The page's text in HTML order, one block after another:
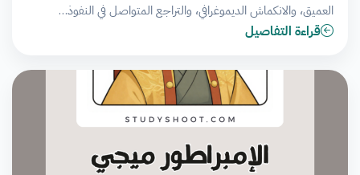
العميق، والانكماش الديموغرافي، والتراجع المتواصل في النفوذ…
قراءة التفاصيل